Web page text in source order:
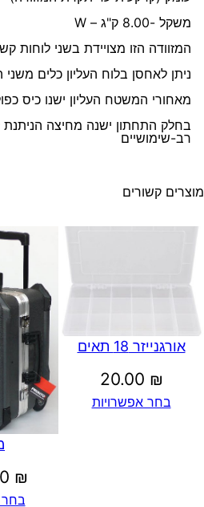
משקל -8.00 ק"ג – W
המזוודה הזו מצויידת בשני לוחות
ניתן לאחסן בלוח העליון כלים
מאחורי המשטח העליון ישנו כיס
בחלק התחתון ישנה מחיצה הניתנת
רב-שימושיים
מוצרים קשורים
אורגנייזר 18 תאים
20.00 ₪
בחר אפשרויות
₪
בחר